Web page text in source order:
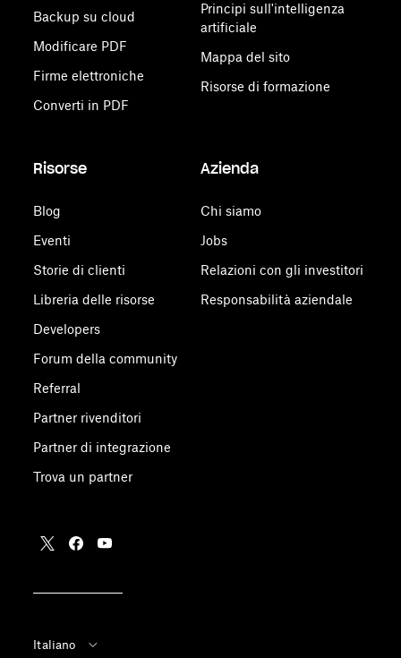
Backup su cloud
Modificare PDF
Firme elettroniche
Converti in PDF
Principi sull'intelligenza
artificiale
Mappa del sito
Risorse di formazione
Risorse
Blog
Eventi
Storie di clienti
Libreria delle risorse
Developers
Forum della community
Referral
Partner rivenditori
Partner di integrazione
Trova un partner
Azienda
Chi siamo
Jobs
Relazioni con gli investitori
Responsabilità aziendale
Italiano